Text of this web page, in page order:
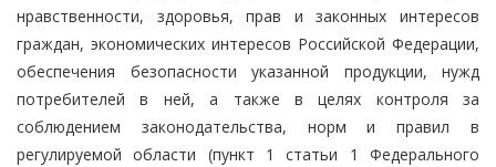
нравственности, здоровья, прав и законных интересов
граждан, экономических интересов Российской Федерации,
обеспечения безопасности указанной продукции, нужд
потребителей в ней, а также в целях контроля за
соблюдением законодательства, норм и правил в
регулируемой области (пункт 1 статьи 1 Федерального